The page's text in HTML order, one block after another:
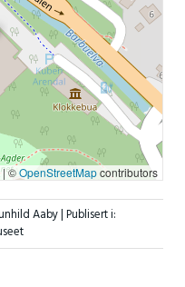
|©OpenStreetMapcontributors
Aaby |Publisert i: